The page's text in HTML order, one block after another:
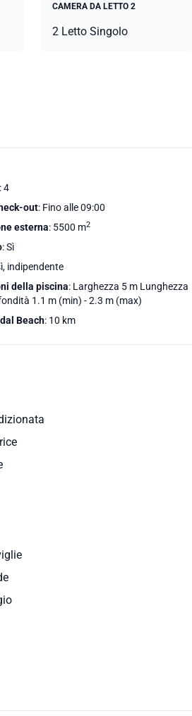
CAMERA DA LETTO 2
2 Letto Singolo
: 4
out: Fino alle 09:00
esterna: 5500 m2
: Sì
indipendente
della piscina: Larghezza 5 m Lunghezza
1.1 m (min) - 2.3 m (max)
Beach: 10 km